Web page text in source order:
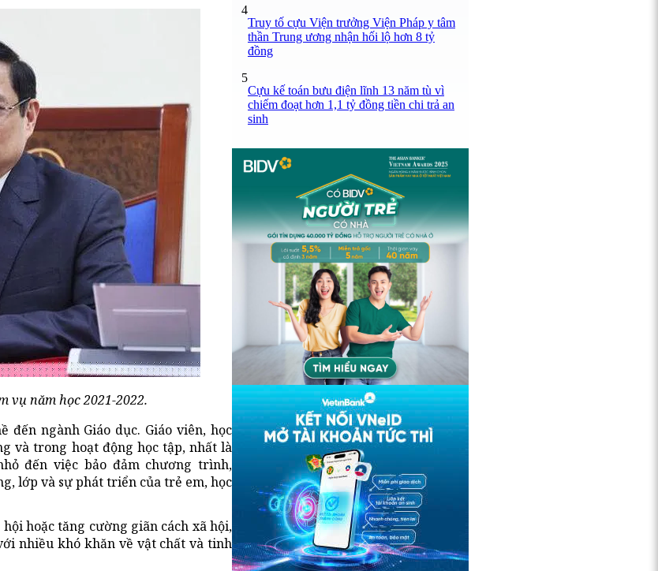
vụ năm học 2021-2022.
đến ngành Giáo dục. Giáo viên, học
và trong hoạt động học tập, nhất là
đến việc bảo đảm chương trình,
lớp và sự phát triển của trẻ em, học
hoặc tăng cường giãn cách xã hội,
nhiều khó khăn về vật chất và tinh
4
Truy tố cựu Viện trưởng Viện Pháp y tâm
thần Trung ương nhận hối lộ hơn 8 tỷ
đồng
5
Cựu kế toán bưu điện lĩnh 13 năm tù vì
chiếm đoạt hơn 1,1 tỷ đồng tiền chi trả an
sinh